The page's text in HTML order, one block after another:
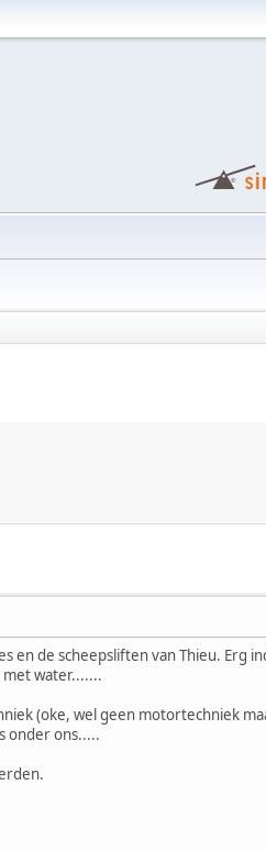
en de scheepsliften van Thieu. Erg
water.......
(oke, wel geen motortechniek
onder ons.....